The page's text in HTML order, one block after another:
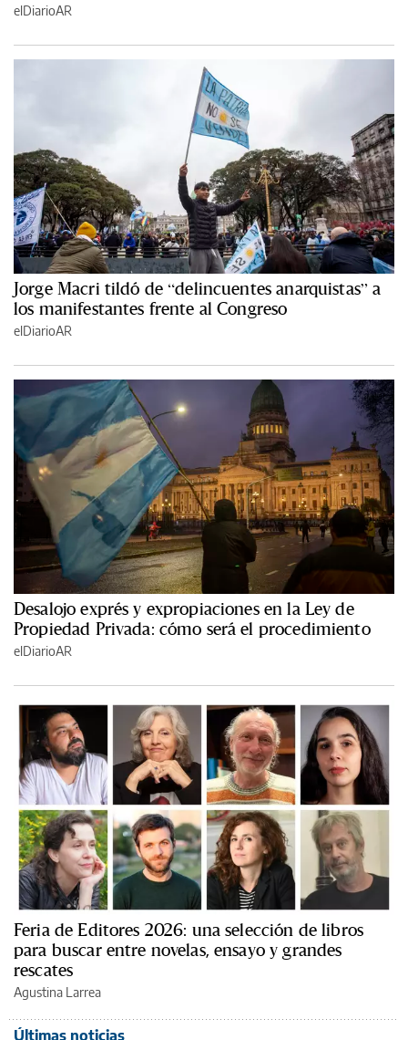
elDiarioAR
Jorge Macri tildó de “delincuentes anarquistas” a
los manifestantes frente al Congreso
elDiarioAR
Desalojo exprés y expropiaciones en la Ley de
Propiedad Privada: cómo será el procedimiento
elDiarioAR
Feria de Editores 2026: una selección de libros
para buscar entre novelas, ensayo y grandes
rescates
Agustina Larrea
Últimas noticias